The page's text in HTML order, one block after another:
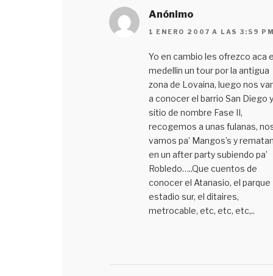
Anónimo
1 ENERO 2007 A LAS 3:59
Yo en cambio les ofrezco aca
medellin un tour por la antigua
zona de Lovaina, luego nos
a conocer el barrio San Diego
sitio de nombre Fase II,
recogemos a unas fulanas,
vamos pa’ Mangos’s y
en un after party subiendo pa’
Robledo…..Que cuentos de
conocer el Atanasio, el parque
estadio sur, el ditaires,
metrocable, etc, etc, etc,..